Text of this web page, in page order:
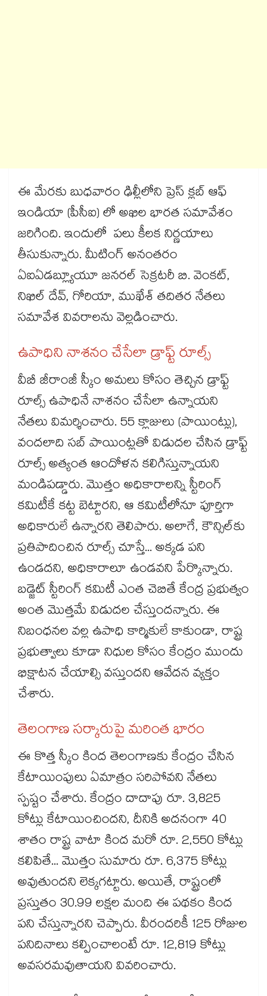
ఈ మేరకు బుధవారం ఢిల్లీలోని ప్రెస్ క్లబ్ ఆఫ్
ఇండియా (పీసీఐ) లో అఖిల భారత సమావేశం
జరిగింది. ఇందులో పలు కీలక నిర్ణయాలు
తీసుకున్నారు. మీటింగ్ అనంతరం
ఏఐఏడబ్ల్యూయూ జనరల్ సెక్రటరీ బి. వెంకట్,
నిఖిల్ దేవ్, గోరియా, ముఖేశ్ తదితర నేతలు
సమావేశ వివరాలను వెల్లడించారు.
ఉపాధిని నాశనం చేసేలా డ్రాఫ్ట్ రూల్స్‌‌‌‌‌‌‌‌‌‌‌‌‌‌‌‌‌‌‌‌‌‌‌‌‌‌‌‌‌‌‌‌‌‌‌‌‌‌‌‌‌‌‌‌‌‌‌‌‌‌‌‌‌‌‌‌‌‌‌‌‌‌‌‌‌‌‌‌‌‌‌‌‌‌‌‌‌‌‌‌‌‌‌‌‌‌‌‌‌‌‌‌‌‌‌‌‌‌‌‌‌‌‌‌‌‌‌‌‌‌‌‌‌‌‌‌‌‌‌‌‌‌‌‌‌‌‌‌
వీబీ జీరాంజీ స్కీం అమలు కోసం తెచ్చిన డ్రాఫ్ట్
రూల్స్ ఉపాధినే నాశనం చేసేలా ఉన్నాయని
నేతలు విమర్శించారు. 55 క్లాజులు (పాయింట్లు),
వందలాది సబ్ పాయింట్లతో విడుదల చేసిన డ్రాఫ్ట్
రూల్స్ అత్యంత ఆందోళన కలిగిస్తున్నాయని
మండిపడ్డారు. మొత్తం అధికారాలన్ని స్టీరింగ్
కమిటీకే కట్ట బెట్టారని, ఆ కమిటీలోనూ పూర్తిగా
అధికారులే ఉన్నారని తెలిపారు. అలాగే, కౌన్సిల్‌‌‌‌‌‌‌‌‌‌‌‌‌‌‌‌‌‌‌‌‌‌‌‌‌‌‌‌‌‌‌‌‌‌‌‌‌‌‌‌‌‌‌‌‌‌‌‌‌‌‌‌‌‌‌‌‌‌‌‌‌‌‌‌‌‌‌‌‌‌‌‌‌‌‌‌‌‌‌‌‌‌‌‌‌‌‌‌‌‌‌‌‌‌‌‌‌‌‌‌‌‌‌‌‌‌‌‌‌‌‌‌‌‌‌‌‌‌‌‌‌‌‌‌‌‌‌‌కు
ప్రతిపాదించిన రూల్స్ చూస్తే... అక్కడ పని
ఉండదని, అధికారాలూ ఉండవని పేర్కొన్నారు.
బడ్జెట్ స్టీరింగ్ కమిటీ ఎంత చెబితే కేంద్ర ప్రభుత్వం
అంత మొత్తమే విడుదల చేస్తుందన్నారు. ఈ
నిబంధనల వల్ల ఉపాధి కార్మికులే కాకుండా, రాష్ట్ర
ప్రభుత్వాలు కూడా నిధుల కోసం కేంద్రం ముందు
భిక్షాటన చేయాల్సి వస్తుందని ఆవేదన వ్యక్తం
చేశారు.
తెలంగాణ సర్కారుపై మరింత భారం
ఈ కొత్త స్కీం కింద తెలంగాణకు కేంద్రం చేసిన
కేటాయింపులు ఏమాత్రం సరిపోవని నేతలు
స్పష్టం చేశారు. కేంద్రం దాదాపు రూ. 3,825
కోట్లు కేటాయించిందని, దీనికి అదనంగా 40
శాతం రాష్ట్ర వాటా కింద మరో రూ. 2,550 కోట్లు
కలిపితే... మొత్తం సుమారు రూ. 6,375 కోట్లు
అవుతుందని లెక్కగట్టారు. అయితే, రాష్ట్రంలో
ప్రస్తుతం 30.99 లక్షల మంది ఈ పథకం కింద
పని చేస్తున్నారని చెప్పారు. వీరందరికీ 125 రోజుల
పనిదినాలు కల్పించాలంటే రూ. 12,819 కోట్లు
అవసరమవుతాయని వివరించారు.